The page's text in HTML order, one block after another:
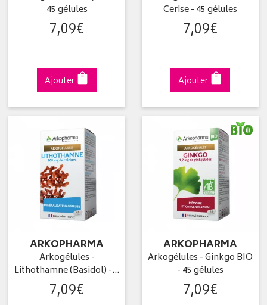
45 gélules
7,09€
Ajouter
Cerise - 45 gélules
7,09€
Ajouter
ARKOPHARMA
Arkogélules -
Lithothamne (Basidol) -…
7,09€
ARKOPHARMA
Arkogélules - Ginkgo BIO
- 45 gélules
7,09€